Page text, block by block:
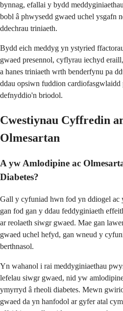
bynnag, efallai y bydd
bobl â phwysedd gwaed uchel ysgafn
ddechrau triniaeth.
Bydd eich meddyg yn ystyried
gwaed presennol, cyflyrau iechyd
a hanes triniaeth wrth benderfynu pa
ddau opsiwn fuddion cardiofasgwlaidd
defnyddio'n briodol.
Cwestiynau Cyffredin
Olmesartan
A yw Amlodipine ac
Diabetes?
Gall y cyfuniad hwn fod yn ddiogel ac
gan fod gan y ddau feddyginiaeth
ar reolaeth siwgr gwaed. Mae gan
gwaed uchel hefyd, gan wneud y
berthnasol.
Yn wahanol i rai meddyginiaethau
lefelau siwgr gwaed, nid yw
ymyrryd â rheoli diabetes. Mewn
gwaed da yn hanfodol ar gyfer atal